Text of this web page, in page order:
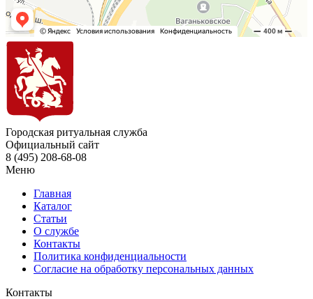
Городская ритуальная служба
Официальный сайт
8 (495) 208-68-08
Меню
Главная
Каталог
Статьи
О службе
Контакты
Политика конфиденциальности
Согласие на обработку персональных данных
Контакты